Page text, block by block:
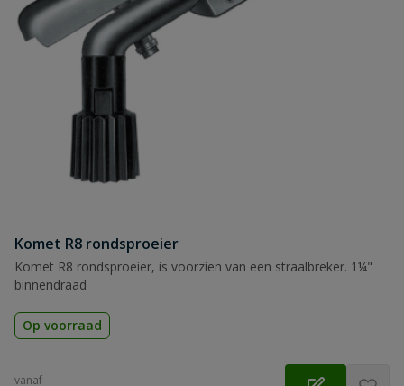
Komet R8 rondsproeier
Komet R8 rondsproeier, is voorzien van een straalbreker. 1¼"
binnendraad
Op voorraad
vanaf